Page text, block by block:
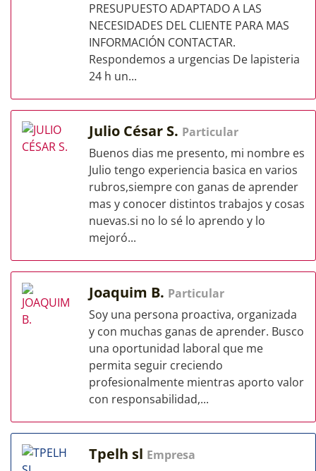
PRESUPUESTO ADAPTADO A LAS
NECESIDADES DEL CLIENTE PARA MAS
INFORMACIÓN CONTACTAR.
Respondemos a urgencias De lapisteria
24 h un...
Julio César S. Particular
Buenos dias me presento, mi nombre es
Julio tengo experiencia basica en varios
rubros,siempre con ganas de aprender
mas y conocer distintos trabajos y cosas
nuevas.si no lo sé lo aprendo y lo
mejoró...
Joaquim B. Particular
Soy una persona proactiva, organizada
y con muchas ganas de aprender. Busco
una oportunidad laboral que me
permita seguir creciendo
profesionalmente mientras aporto valor
con responsabilidad,...
Tpelh sl Empresa